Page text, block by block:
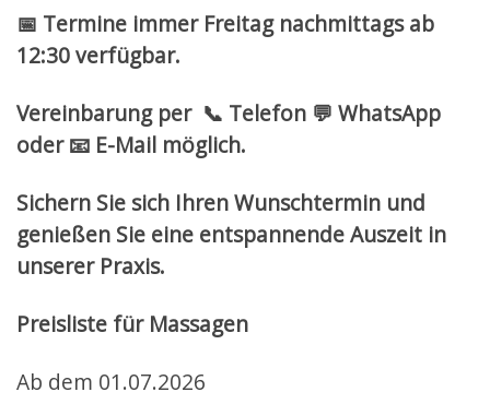
📅 Termine immer Freitag nachmittags ab
12:30 verfügbar.
Vereinbarung per 📞 Telefon 💬 WhatsApp
oder 📧 E-Mail möglich.
Sichern Sie sich Ihren Wunschtermin und
genießen Sie eine entspannende Auszeit in
unserer Praxis.
Preisliste für Massagen
Ab dem 01.07.2026